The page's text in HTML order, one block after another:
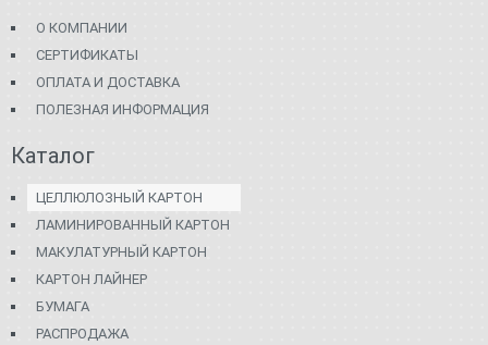
О КОМПАНИИ
СЕРТИФИКАТЫ
ОПЛАТА И ДОСТАВКА
ПОЛЕЗНАЯ ИНФОРМАЦИЯ
Каталог
ЦЕЛЛЮЛОЗНЫЙ КАРТОН
ЛАМИНИРОВАННЫЙ КАРТОН
МАКУЛАТУРНЫЙ КАРТОН
КАРТОН ЛАЙНЕР
БУМАГА
РАСПРОДАЖА